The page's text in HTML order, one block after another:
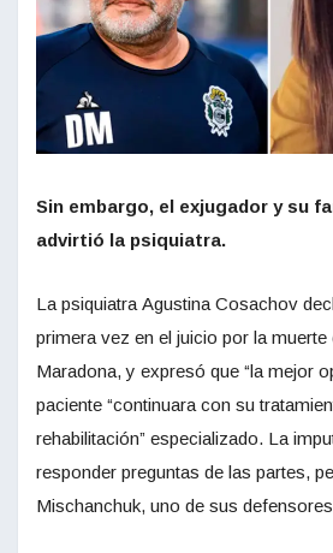
Sin embargo, el exjugador y su
advirtió la psiquiatra.
La psiquiatra Agustina Cosachov
primera vez en el juicio por la muerte
Maradona, y expresó que “la mejor
paciente “continuara con su
rehabilitación” especializado. La
responder preguntas de las partes,
Mischanchuk, uno de sus